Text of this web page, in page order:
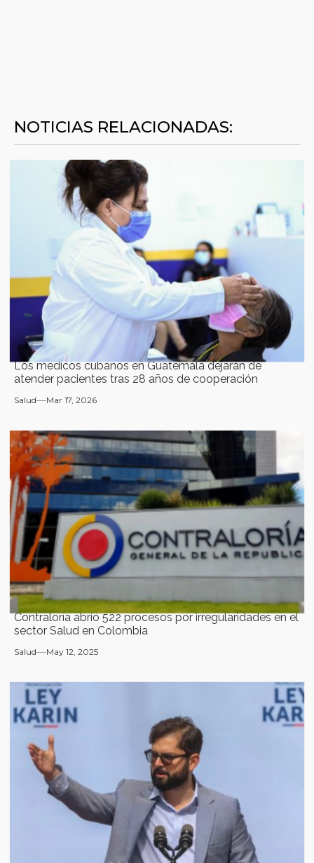
NOTICIAS RELACIONADAS:
Los médicos cubanos en Guatemala dejarán de
atender pacientes tras 28 años de cooperación
Salud Mar 17, 2026
Contraloría abrió 522 procesos por irregularidades en el
sector Salud en Colombia
Salud May 12, 2025